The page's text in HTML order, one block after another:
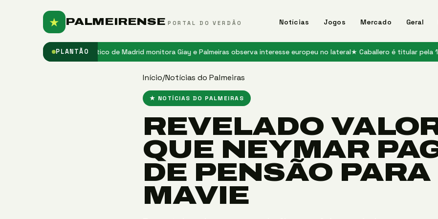
★ PALMEIRENSE PORTAL DO VERDÃO Notícias Jogos Mercado Geral
PLANTÃO
★ Atlético de Madrid monitora Giay e Palmeiras observa interesse europeu no lateral★ Caballero é titular pela 1ª vez no
Início/Notícias do Palmeiras
★ NOTÍCIAS DO PALMEIRAS
REVELADO
QUE NEYMAR
DE PENSÃO PARA
MAVIE